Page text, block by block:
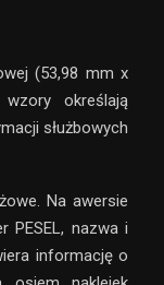
(53,98 mm x
określają
służbowych
Na awersie
PESEL, nazwa i
informację o